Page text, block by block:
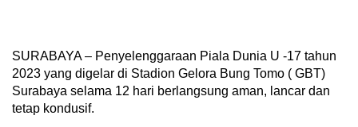
SURABAYA – Penyelenggaraan Piala Dunia U -17 tahun
2023 yang digelar di Stadion Gelora Bung Tomo ( GBT)
Surabaya selama 12 hari berlangsung aman, lancar dan
tetap kondusif.